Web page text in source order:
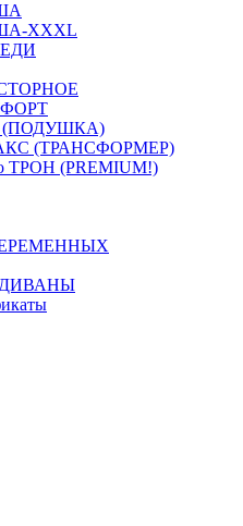
XXXL
(ПОДУШКА)
(ТРАНСФОРМЕР)
ТРОН (PREMIUM!)